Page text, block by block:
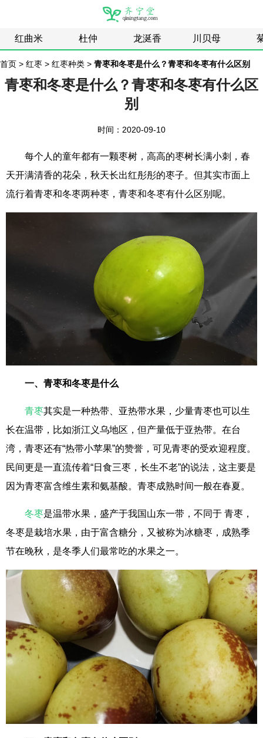
红曲米 杜仲 龙涎香 川贝母
首页 > 红枣 > 红枣种类 > 青枣和冬枣是什么？青枣和冬枣有什么区别
青枣和冬枣是什么？青枣和冬枣有什么区
别
时间：2020-09-10
每个人的童年都有一颗枣树，高高的枣树长满小刺，春
天开满清香的花朵，秋天长出红彤彤的枣子。但其实市面上
流行着青枣和冬枣两种枣，青枣和冬枣有什么区别呢。
一、青枣和冬枣是什么
青枣其实是一种热带、亚热带水果，少量青枣也可以生
长在温带，比如浙江义乌地区，但产量低于亚热带。在台
湾，青枣还有“热带小苹果”的赞誉，可见青枣的受欢迎程度。
民间更是一直流传着“日食三枣，长生不老”的说法，这主要是
因为青枣富含维生素和氨基酸。青枣成熟时间一般在春夏。
冬枣是温带水果，盛产于我国山东一带，不同于 青枣，
冬枣是栽培水果，由于富含糖分，又被称为冰糖枣，成熟季
节在晚秋，是冬季人们最常吃的水果之一。